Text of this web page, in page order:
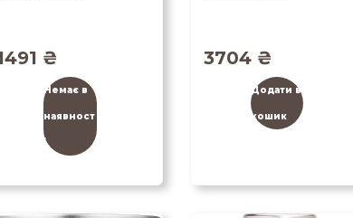
₴
Немає в
наявност
і
3704 ₴
Додати в
кошик